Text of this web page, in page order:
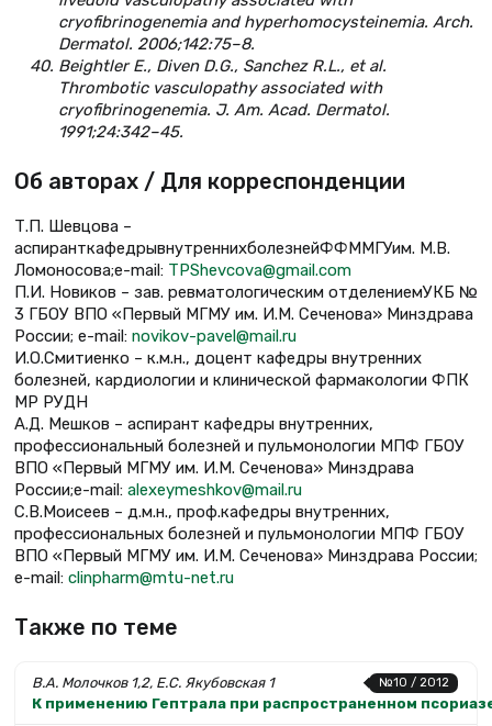
cryofibrinogenemia and hyperhomocysteinemia. Arch.
Dermatol. 2006;142:75–8.
Beightler E., Diven D.G., Sanchez R.L., et al.
Thrombotic vasculopathy associated with
cryofibrinogenemia. J. Am. Acad. Dermatol.
1991;24:342–45.
Об авторах / Для корреспонденции
Т.П. Шевцова –
аспиранткафедрывнутреннихболезнейФФММГУим. М.В.
Ломоносова;e-mail: TPShevcova@gmail.com
П.И. Новиков – зав. ревматологическим отделениемУКБ №
3 ГБОУ ВПО «Первый МГМУ им. И.М. Сеченова» Минздрава
России; e-mail: novikov-pavel@mail.ru
И.О.Смитиенко – к.м.н., доцент кафедры внутренних
болезней, кардиологии и клинической фармакологии ФПК
МР РУДН
А.Д. Мешков – аспирант кафедры внутренних,
профессиональный болезней и пульмонологии МПФ ГБОУ
ВПО «Первый МГМУ им. И.М. Сеченова» Минздрава
России;e-mail: alexeymeshkov@mail.ru
С.В.Моисеев – д.м.н., проф.кафедры внутренних,
профессиональных болезней и пульмонологии МПФ ГБОУ
ВПО «Первый МГМУ им. И.М. Сеченова» Минздрава России;
е-mail: clinpharm@mtu-net.ru
Также по теме
№10 / 2012
В.А. Молочков 1,2, Е.С. Якубовская 1
К применению Гептрала при распространенном